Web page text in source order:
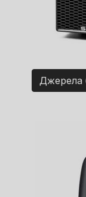
Джерела